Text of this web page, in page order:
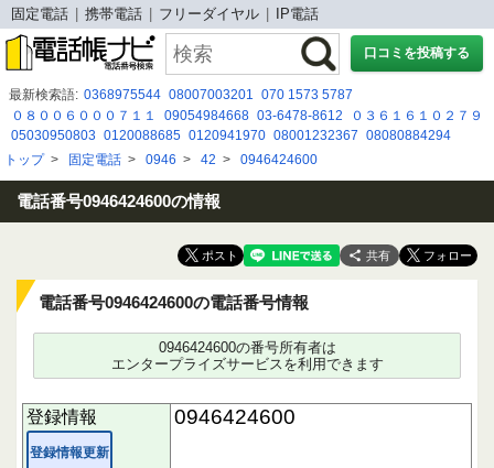
固定電話 携帯電話 フリーダイヤル IP電話
口コミを投稿する
最新検索語: 0368975544 08007003201
070 1573 5787
０８００６０００７１１
09054984668 03-6478-8612
０３６１６１０２７９
05030950803 0120088685 0120941970 08001232367 08080884294
09089562199
0120792197 0254265411 08007005586
08058444402 07089199264 080-8307-5144 0342166489 05052915349
03-4446-5382 05057834765 050-3175-1652
トップ> 固定電話 > 0946 > 42 > 0946424600
電話番号0946424600の情報
共有
電話番号0946424600の電話番号情報
0946424600の番号所有者は
エンタープライズサービスを利用できます
登録情報
登録情報更新
0946424600